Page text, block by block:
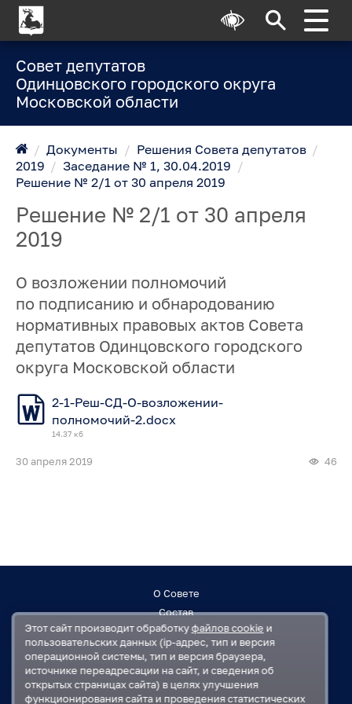
Совет депутатов
Одинцовского городского округа
Московской области
/ Документы / Решения Совета депутатов /
2019
/ Заседание № 1, 30.04.2019
/
Решение № 2/1 от 30 апреля 2019
Решение № 2/1 от 30 апреля
2019
О возложении полномочий
по подписанию и обнародованию
нормативных правовых актов Совета
депутатов Одинцовского городского
округа Московской области
2-1-Реш-СД-О-возложении-
полномочий-2.docx
14.37 кб
30 апреля 2019 46
О Совете
Состав
Заседания
Контакты
Регламент
Этот сайт производит обработкуфайлов cookie и
пользовательских данных (ip-адрес, тип и версия
операционной системы, тип и версия браузера,
источнике переадресации на сайт, и сведения об
открытых страницах сайта) в целях улучшения
функционирования сайта и проведения статистических